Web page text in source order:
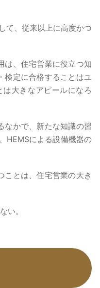
て、従来以上に高度かつ
は、住宅営業に役立つ知
検定に合格することはユ
大きなアピールになろ
なかで、新たな知識の習
HEMSによる設備機器の
ことは、住宅営業の大き
い。